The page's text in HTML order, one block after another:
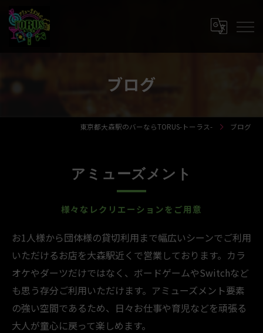
ブログ
東京都大森駅のバーならTORUS-トーラス- ブログ
アミューズメント
様々なレクリエーションをご用意
お1人様から団体様の貸切利用まで幅広いシーンでご利用
いただけるお店を大森駅近くで営業しております。カラ
オケやダーツだけではなく、ボードゲームやSwitchなど
も思う存分ご利用いただけます。アミューズメント要素
の強い空間であるため、日々お仕事や育児などを頑張る
大人が童心に戻って楽しめます。